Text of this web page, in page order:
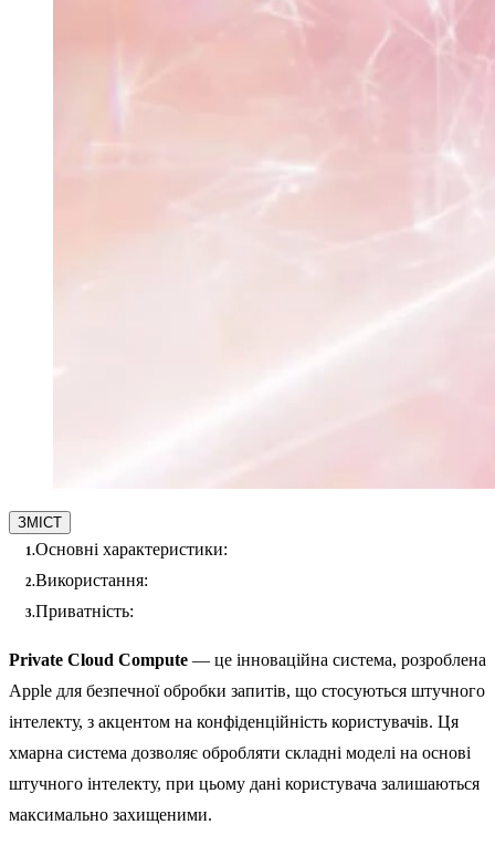
ЗМІСТ
Основні характеристики:
Використання:
Приватність:
Private Cloud Compute — це інноваційна система, розроблена
Apple для безпечної обробки запитів, що стосуються штучного
інтелекту, з акцентом на конфіденційність користувачів. Ця
хмарна система дозволяє обробляти складні моделі на основі
штучного інтелекту, при цьому дані користувача залишаються
максимально захищеними.